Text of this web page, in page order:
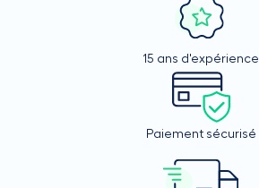
15 ans d'expérience
Paiement sécurisé